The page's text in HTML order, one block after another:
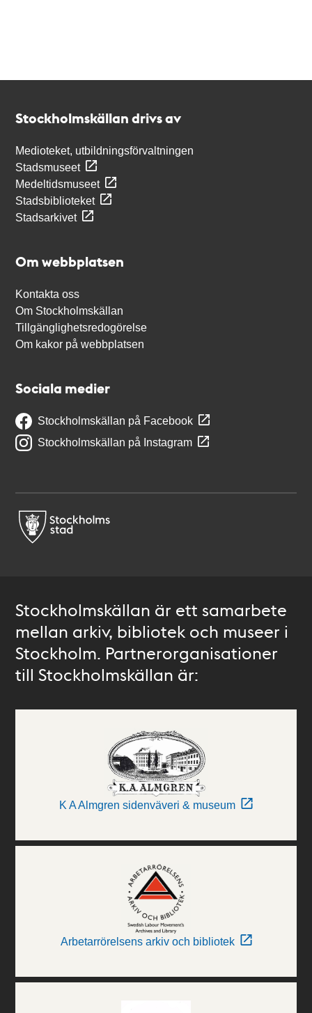
Stockholmskällan drivs av
Medioteket, utbildningsförvaltningen
Stadsmuseet
Medeltidsmuseet
Stadsbiblioteket
Stadsarkivet
Om webbplatsen
Kontakta oss
Om Stockholmskällan
Tillgänglighetsredogörelse
Om kakor på webbplatsen
Sociala medier
Stockholmskällan på Facebook
Stockholmskällan på Instagram
Stockholmskällan är ett samarbete
mellan arkiv, bibliotek och museer i
Stockholm. Partnerorganisationer
till Stockholmskällan är:
K A Almgren sidenväveri & museum
Arbetarrörelsens arkiv och bibliotek